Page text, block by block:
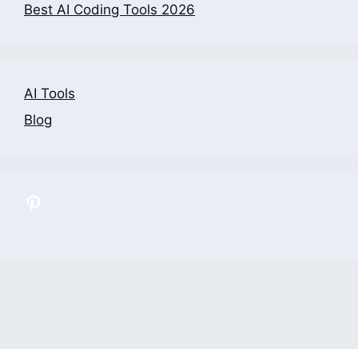
Best AI Coding Tools 2026
AI Tools
Blog